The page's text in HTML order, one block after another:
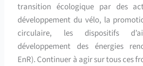
transition écologique par des
développement du vélo, la
circulaire, les dispositifs
développement des énergies
EnR). Continuer à agir sur tous ces